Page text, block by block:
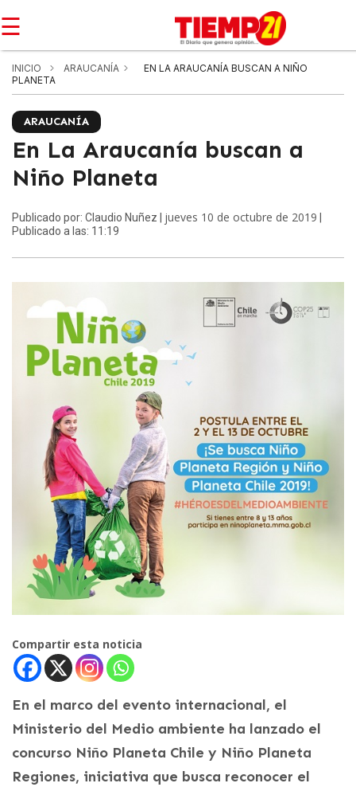
☰
INICIO ARAUCANÍA
EN LA ARAUCANÍA BUSCAN A NIÑO
PLANETA
ARAUCANÍA
En La Araucanía buscan a
Niño Planeta
Publicado por: Claudio Nuñez | jueves 10 de octubre de 2019
Publicado a las: 11:19
Compartir esta noticia
En el marco del evento internacional, el
Ministerio del Medio ambiente ha lanzado el
concurso Niño Planeta Chile y Niño Planeta
Regiones, iniciativa que busca reconocer el